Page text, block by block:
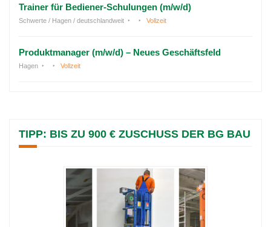
Trainer für Bediener-Schulungen (m/w/d)
Schwerte / Hagen / deutschlandweit Vollzeit
Produktmanager (m/w/d) – Neues Geschäftsfeld
Hagen Vollzeit
TIPP: BIS ZU 900 € ZUSCHUSS DER BG BAU